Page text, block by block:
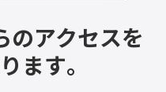
のアクセスを
ます。